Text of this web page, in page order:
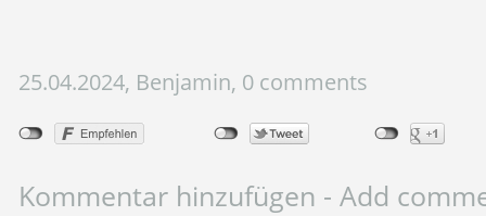
25.04.2024, Benjamin, 0 comments
Kommentar hinzufügen - Add